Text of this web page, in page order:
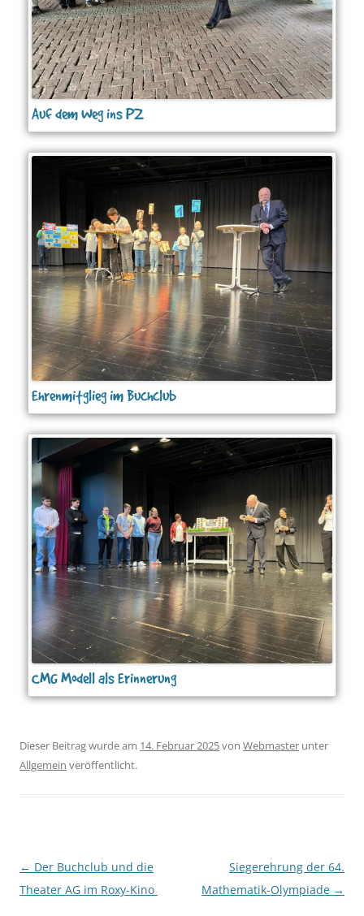
Auf dem Weg ins PZ
Ehrenmitglieg im Buchclub
CMG Modell als Erinnerung
Dieser Beitrag wurde am 14. Februar 2025von Webmaster unter
Allgemein veröffentlicht.
Beitragsnavigation
← Der Buchclub und die
Theater AG im Roxy-Kino
Siegerehrung der 64.
Mathematik-Olympiade →